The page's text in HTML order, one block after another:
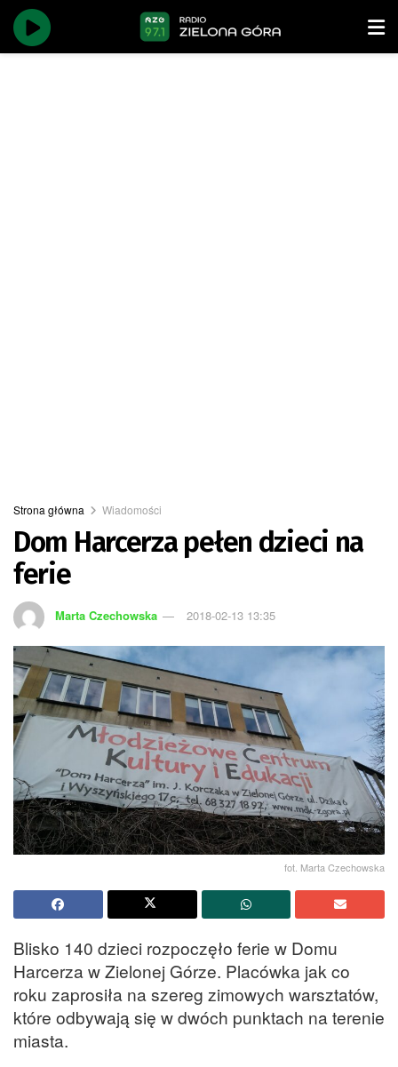
Strona główna Wiadomości
Dom Harcerza pełen dzieci na
ferie
Marta Czechowska 2018-02-13 13:35
fot. Marta Czechowska
Blisko 140 dzieci rozpoczęło ferie w Domu
Harcerza w Zielonej Górze. Placówka jak co
roku zaprosiła na szereg zimowych warsztatów,
które odbywają się w dwóch punktach na terenie
miasta.